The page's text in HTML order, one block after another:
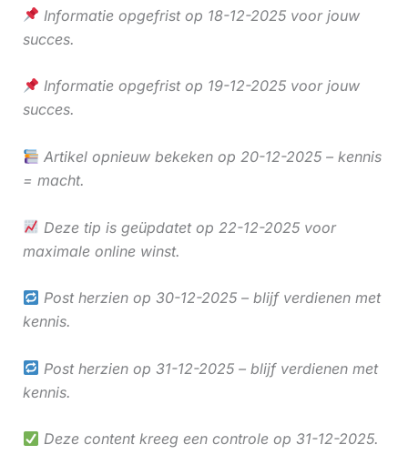
Informatie opgefrist op 18-12-2025 voor jouw
succes.
Informatie opgefrist op 19-12-2025 voor jouw
succes.
Artikel opnieuw bekeken op 20-12-2025 – kennis
= macht.
Deze tip is geüpdatet op 22-12-2025 voor
maximale online winst.
Post herzien op 30-12-2025 – blijf verdienen met
kennis.
Post herzien op 31-12-2025 – blijf verdienen met
kennis.
Deze content kreeg een controle op 31-12-2025.